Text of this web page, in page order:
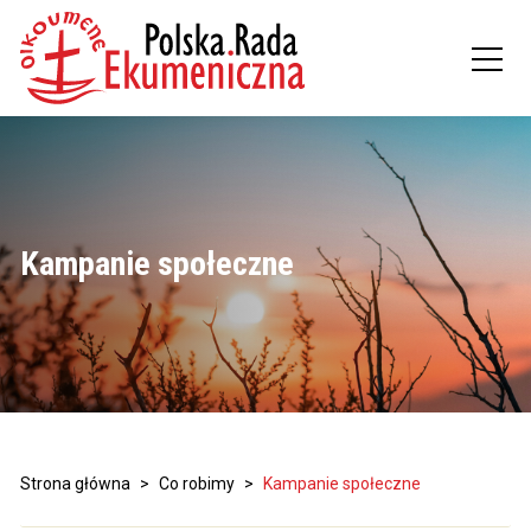
Kampanie społeczne
Strona główna > Co robimy > Kampanie społeczne